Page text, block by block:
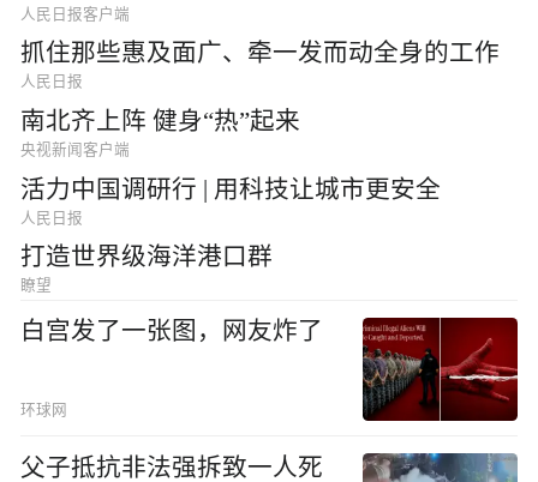
人民日报客户端
抓住那些惠及面广、牵一发而动全身的工作
人民日报
南北齐上阵 健身“热”起来
央视新闻客户端
活力中国调研行 | 用科技让城市更安全
人民日报
打造世界级海洋港口群
瞭望
白宫发了一张图，网友炸了
环球网
父子抵抗非法强拆致一人死